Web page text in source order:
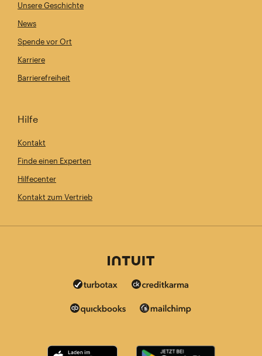
Unsere Geschichte
News
Spende vor Ort
Karriere
Barrierefreiheit
Hilfe
Kontakt
Finde einen Experten
Hilfecenter
Kontakt zum Vertrieb